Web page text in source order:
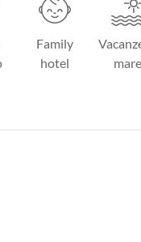
Family
hotel
mare